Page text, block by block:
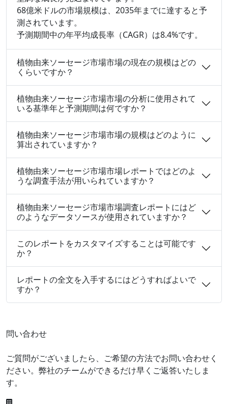
68億米ドルの市場規模は、2035年までに達すると予
測されています。
予測期間中の年平均成長率（CAGR）は8.4%です。
植物由来ソーセージ市場市場の現在の規模はどの
くらいですか？
植物由来ソーセージ市場市場の分析に使用されて
いる基準年と予測期間は何ですか？
植物由来ソーセージ市場市場の規模はどのように
算出されていますか？
植物由来ソーセージ市場市場レポートではどのよ
うな調査手法が用いられていますか？
植物由来ソーセージ市場市場調査レポートにはど
のようなデータソースが使用されていますか？
このレポートをカスタマイズすることは可能です
か？
レポートの全文を入手するにはどうすればよいで
すか？
問い合わせ
ご質問がございましたら、ご希望の方法でお問い合わせく
ださい。弊社のチームができるだけ早くご返答いたしま
す。